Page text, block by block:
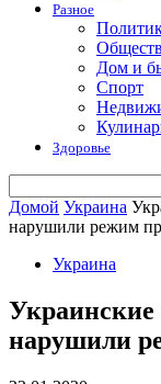
Разное
Дом и
Спорт
Здоровье
Домой Украина
нарушили режим
Украина
Украинские
нарушили